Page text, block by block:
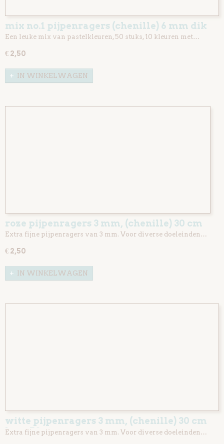
mix no.1 pijpenragers (chenille) 6 mm dik
en 30 cm lang 50 stuks
Een leuke mix van pastelkleuren, 50 stuks, 10 kleuren met…
€ 2,50
IN WINKELWAGEN
roze pijpenragers 3 mm, (chenille) 30 cm
lang 50 st
Extra fijne pijpenragers van 3 mm. Voor diverse doeleinden…
€ 2,50
IN WINKELWAGEN
witte pijpenragers 3 mm, (chenille) 30 cm
lang 50 st
Extra fijne pijpenragers van 3 mm. Voor diverse doeleinden…